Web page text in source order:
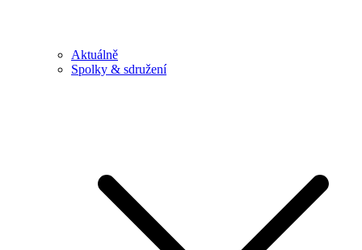
Aktuálně
Spolky & sdružení